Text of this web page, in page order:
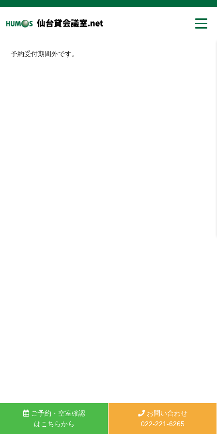
ご予約・空室確認
はこちらから
お問い合わせ
022-221-6265
予約受付期間外です。